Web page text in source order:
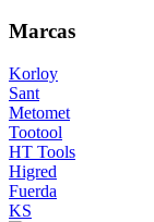
Marcas
Korloy
Sant
Metomet
Tootool
HT Tools
Higred
Fuerda
KS